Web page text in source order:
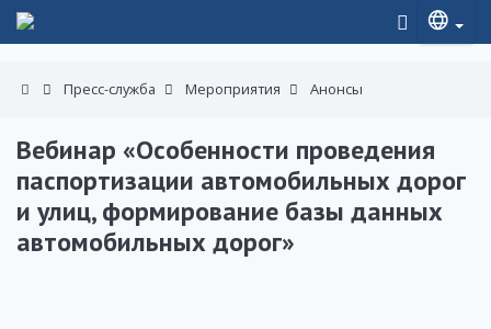
Пресс-служба Мероприятия Анонсы
Вебинар «Особенности проведения
паспортизации автомобильных дорог
и улиц, формирование базы данных
автомобильных дорог»